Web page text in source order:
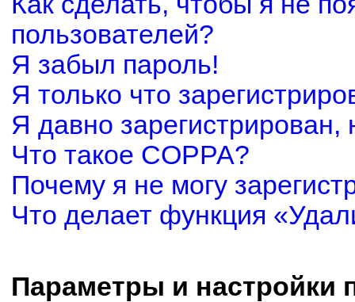
пользователей?
Я забыл пароль!
Я только что
Я давно
Что такое COPPA?
Почему я не могу
Что делает функция
Параметры и настройки